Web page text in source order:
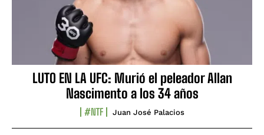
LUTO EN LA UFC: Murió el peleador Allan
Nascimento a los 34 años
#NTF Juan José Palacios